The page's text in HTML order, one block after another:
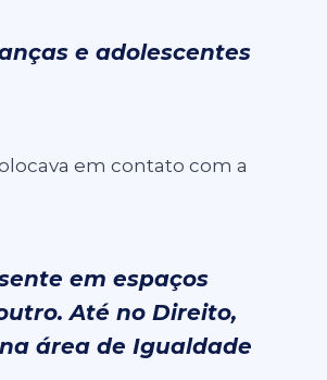
e adolescentes
em contato com a
em espaços
Até no Direito,
área de Igualdade